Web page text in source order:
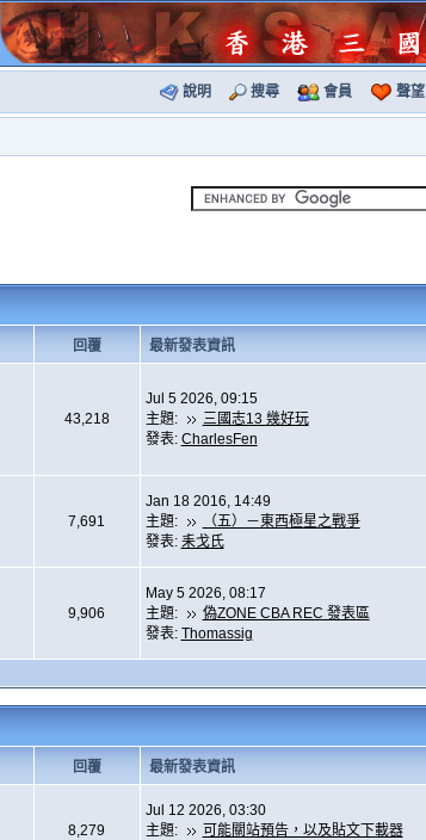
說明 搜尋 會員 聲望
回覆 最新發表資訊
43,218
Jul 5 2026, 09:15
主題:
三國志13 幾好玩
發表: CharlesFen
7,691
Jan 18 2016, 14:49
主題:
（五）－東西極星之戰爭
發表: 耒戈氏
9,906
May 5 2026, 08:17
主題:
偽ZONE CBA REC 發表區
發表: Thomassig
回覆 最新發表資訊
8,279
Jul 12 2026, 03:30
主題:
可能關站預告，以及貼文下載器